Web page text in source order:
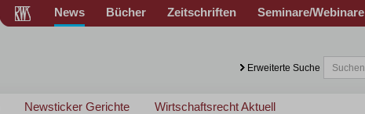
News Bücher Zeitschriften Seminare/Webinare
Erweiterte Suche
Newsticker Gerichte Wirtschaftsrecht Aktuell